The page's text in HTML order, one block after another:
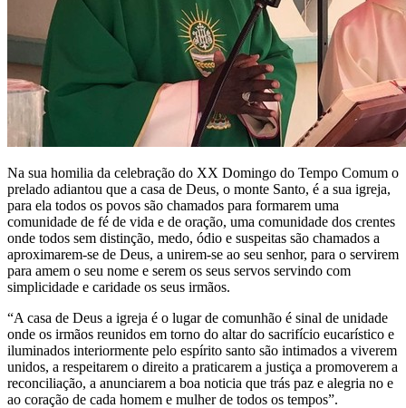
Na sua homilia da celebração do XX Domingo do Tempo Comum o
prelado adiantou que a casa de Deus, o monte Santo, é a sua igreja,
para ela todos os povos são chamados para formarem uma
comunidade de fé de vida e de oração, uma comunidade dos crentes
onde todos sem distinção, medo, ódio e suspeitas são chamados a
aproximarem-se de Deus, a unirem-se ao seu senhor, para o servirem
para amem o seu nome e serem os seus servos servindo com
simplicidade e caridade os seus irmãos.
“A casa de Deus a igreja é o lugar de comunhão é sinal de unidade
onde os irmãos reunidos em torno do altar do sacrifício eucarístico e
iluminados interiormente pelo espírito santo são intimados a viverem
unidos, a respeitarem o direito a praticarem a justiça a promoverem a
reconciliação, a anunciarem a boa noticia que trás paz e alegria no e
ao coração de cada homem e mulher de todos os tempos”.